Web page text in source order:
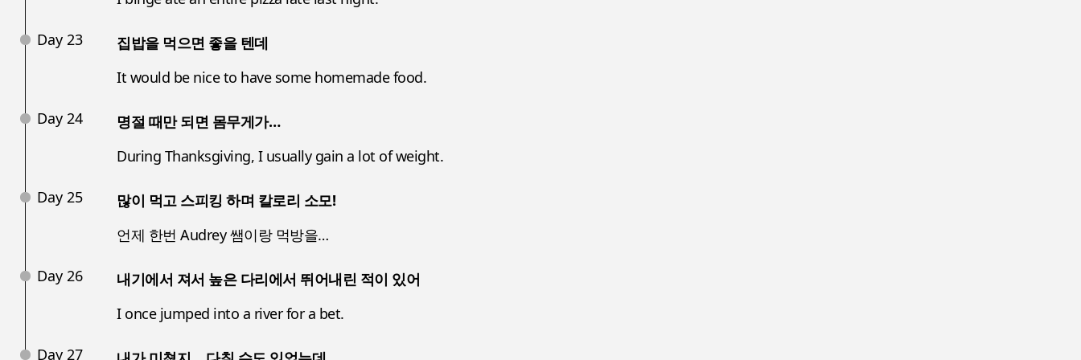
Day 23
집밥을 먹으면 좋을 텐데
It would be nice to have some homemade food.
Day 24
명절 때만 되면 몸무게가…
During Thanksgiving, I usually gain a lot of weight.
Day 25
많이 먹고 스피킹 하며 칼로리 소모!
언제 한번 Audrey 쌤이랑 먹방을…
Day 26
내기에서 져서 높은 다리에서 뛰어내린 적이 있어
I once jumped into a river for a bet.
Day 27